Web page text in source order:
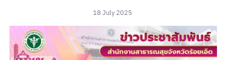
18 July 2025